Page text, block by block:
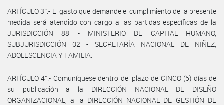
ARTÍCULO 3°.- El gasto que demande el cumplimiento de la presente
medida será atendido con cargo a las partidas específicas de la
JURISDICCIÓN 88 - MINISTERIO DE CAPITAL HUMANO,
SUBJURISDICCIÓN 02 - SECRETARÍA NACIONAL DE NIÑEZ,
ADOLESCENCIA Y FAMILIA.
ARTÍCULO 4°.- Comuníquese dentro del plazo de CINCO (5) días de
su publicación a la DIRECCIÓN NACIONAL DE DISEÑO
ORGANIZACIONAL, a la DIRECCIÓN NACIONAL DE GESTIÓN DE